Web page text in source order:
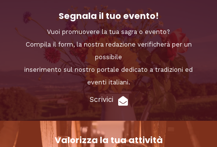
Segnala il tuo evento!
Vuoi promuovere la tua sagra o evento?
Compila il form, la nostra redazione verificherà per un
possibile
inserimento sul nostro portale dedicato a tradizioni ed
eventi italiani.
Scrivici
Valorizza la tua attività